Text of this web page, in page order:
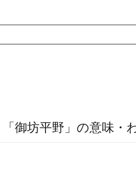
「御坊平野」の意味・